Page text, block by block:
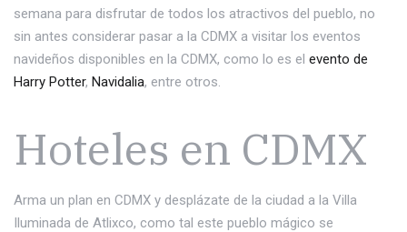
semana para disfrutar de todos los atractivos del pueblo, no
sin antes considerar pasar a la CDMX a visitar los eventos
navideños disponibles en la CDMX, como lo es el evento de
Harry Potter, Navidalia, entre otros.
Hoteles en CDMX
Arma un plan en CDMX y desplázate de la ciudad a la Villa
Iluminada de Atlixco, como tal este pueblo mágico se